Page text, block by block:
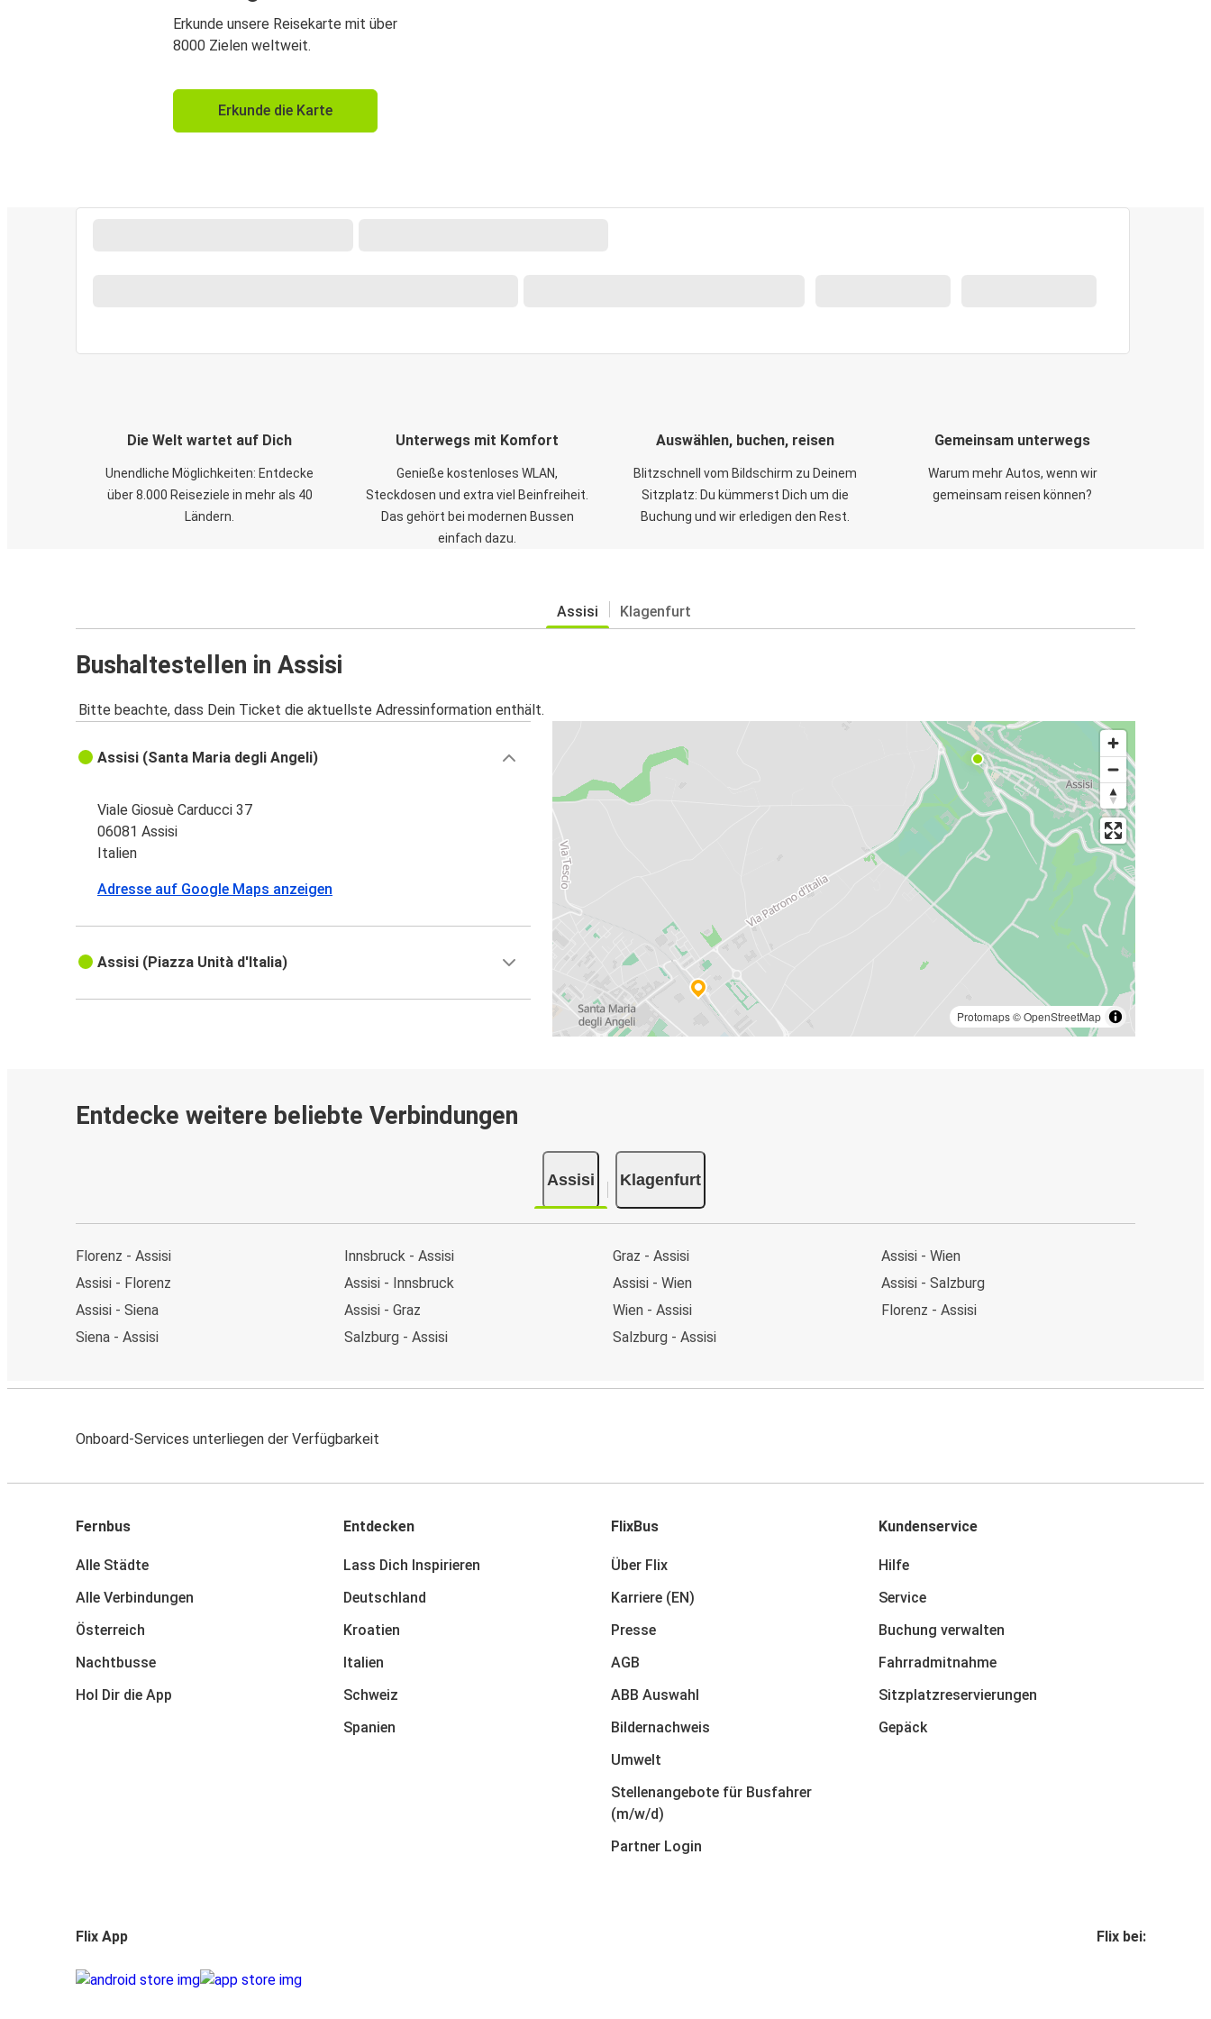
Erkunde unsere Reisekarte mit über
8000 Zielen weltweit.
Erkunde die Karte
Die Welt wartet auf Dich
Unendliche Möglichkeiten: Entdecke
über 8.000 Reiseziele in mehr als 40
Ländern.
Unterwegs mit Komfort
Genieße kostenloses WLAN,
Steckdosen und extra viel Beinfreiheit.
Das gehört bei modernen Bussen
einfach dazu.
Auswählen, buchen, reisen
Blitzschnell vom Bildschirm zu Deinem
Sitzplatz: Du kümmerst Dich um die
Buchung und wir erledigen den Rest.
Gemeinsam unterwegs
Warum mehr Autos, wenn wir
gemeinsam reisen können?
Assisi Klagenfurt
Bushaltestellen in Assisi
Bitte beachte, dass Dein Ticket die aktuellste Adressinformation enthält.
Protomaps©OpenStreetMap
Assisi (Santa Maria degli Angeli)
Viale Giosuè Carducci 37
06081 Assisi
Italien
Adresse auf Google Maps anzeigen
Assisi (Piazza Unità d'Italia)
Entdecke weitere beliebte Verbindungen
Assisi Klagenfurt
Florenz - Assisi
Assisi - Florenz
Assisi - Siena
Siena - Assisi
Innsbruck - Assisi
Assisi - Innsbruck
Assisi - Graz
Salzburg - Assisi
Graz - Assisi
Assisi - Wien
Wien - Assisi
Salzburg - Assisi
Assisi - Wien
Assisi - Salzburg
Florenz - Assisi
Onboard-Services unterliegen der Verfügbarkeit
Fernbus
Alle Städte
Alle Verbindungen
Österreich
Nachtbusse
Hol Dir die App
Entdecken
Lass Dich Inspirieren
Deutschland
Kroatien
Italien
Schweiz
Spanien
FlixBus
Über Flix
Karriere (EN)
Presse
AGB
ABB Auswahl
Bildernachweis
Umwelt
Stellenangebote für Busfahrer
(m/w/d)
Partner Login
Kundenservice
Hilfe
Service
Buchung verwalten
Fahrradmitnahme
Sitzplatzreservierungen
Gepäck
Flix App Flix bei: